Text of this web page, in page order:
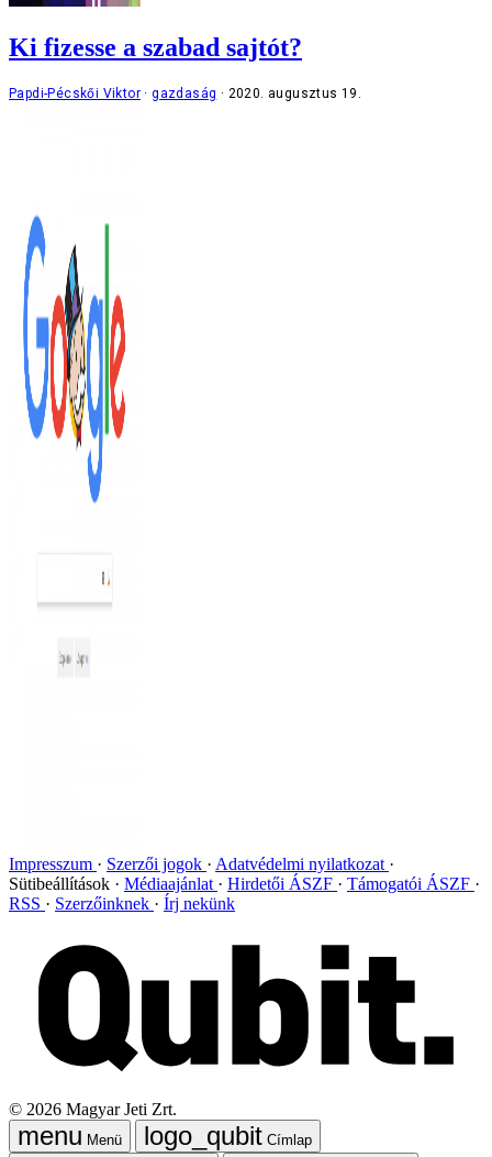
Ki fizesse a szabad sajtót?
Papdi-Pécskői Viktor gazdaság 2020. augusztus 19.
Impresszum Szerzői jogok
Adatvédelmi nyilatkozat
Sütibeállítások
Médiaajánlat Hirdetői ÁSZF
Támogatói ÁSZF
RSS
Szerzőinknek Írj nekünk
© 2026 Magyar Jeti Zrt.
Menü Címlap